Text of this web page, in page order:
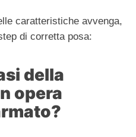
caratteristiche avvenga,
di corretta posa:
della
opera